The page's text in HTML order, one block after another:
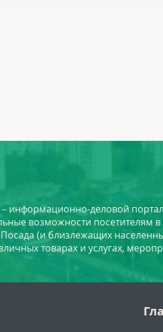
информационно-деловой
возможности
(и близлежащих
товарах и услугах,